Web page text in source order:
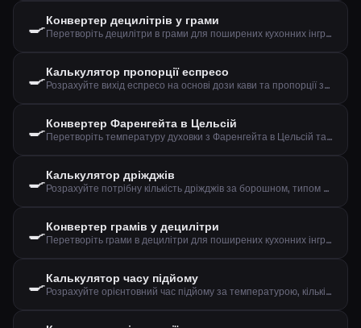
🍳Конвертер децилітрів у грами
Перетворіть децилітри в грами для поширених кухонних інгредієнтів
🍳Калькулятор пропорції еспресо
Розрахуйте вихід еспресо на основі дози кави та пропорції заварювання
🍳Конвертер Фаренгейта в Цельсій
Перетворіть температуру духовки з Фаренгейта в Цельсій та конвекцію
🍳Калькулятор дріжджів
Розрахуйте потрібну кількість дріжджів за борошном, типом дріжджів та часом підйому
🍳Конвертер грамів у децилітри
Перетворіть грами в децилітри для поширених кухонних інгредієнтів
🍳Калькулятор часу підйому
Розрахуйте орієнтовний час підйому за температурою, кількістю дріжджів та борошна